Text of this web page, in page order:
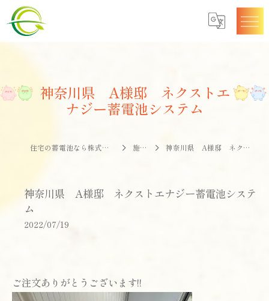
神奈川県 A様邸 ネクストエ
ナジー蓄電池システム
住宅の蓄電池なら株式会社エナジークオリティー 施工事例 神奈川県 A様邸 ネクストエナジー蓄電池システム
神奈川県 A様邸 ネクストエナジー蓄電池システ
ム
2022/07/19
ご注文ありがとうございます!!